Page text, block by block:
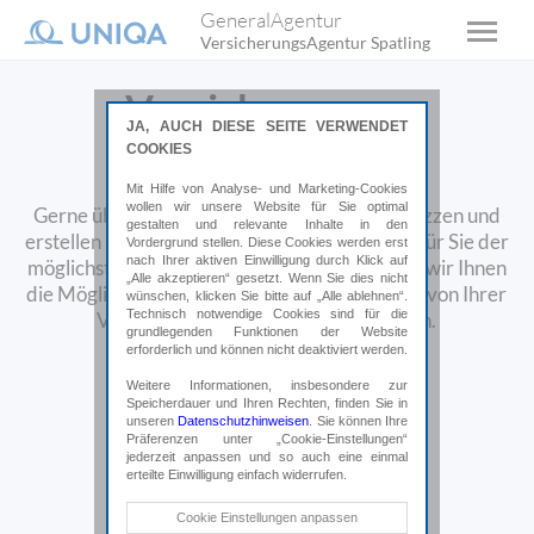
GeneralAgentur
VersicherungsAgentur Spatling
Versicherungen
überprüfen
Gerne überprüfen wir Ihre Versicherungspolizzen und
erstellen Ihnen ein Vergleichsangebot. Damit für Sie der
möglichst geringste Aufwand entsteht, bieten wir Ihnen
die Möglichkeit, Ihre aktuellen Polizzen direkt von Ihrer
Versicherung an uns schicken zu lassen.
JA, AUCH DIESE SEITE VERWENDET
COOKIES
Mit Hilfe von Analyse- und Marketing-Cookies
wollen wir unsere Website für Sie optimal
gestalten und relevante Inhalte in den
Vordergrund stellen. Diese Cookies werden erst
nach Ihrer aktiven Einwilligung durch Klick auf
„Alle akzeptieren“ gesetzt. Wenn Sie dies nicht
wünschen, klicken Sie bitte auf „Alle ablehnen“.
Technisch notwendige Cookies sind für die
grundlegenden Funktionen der Website
erforderlich und können nicht deaktiviert werden.
Weitere Informationen, insbesondere zur
Speicherdauer und Ihren Rechten, finden Sie in
unserenDatenschutzhinweisen . Sie können Ihre
Präferenzen unter „Cookie-Einstellungen“
jederzeit anpassen und so auch eine einmal
erteilte Einwilligung einfach widerrufen.
Technische Cookies
Cookie Einstellungen anpassen